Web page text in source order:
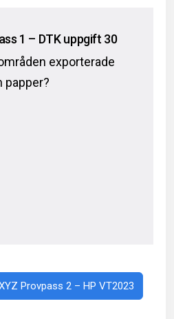
1 – DTK uppgift 30
exporterade
papper?
Provpass 2 – HP VT2023